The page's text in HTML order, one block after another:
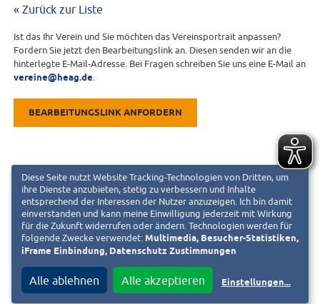
« Zurück zur Liste
Ist das Ihr Verein und Sie möchten das Vereinsportrait anpassen?
Fordern Sie jetzt den Bearbeitungslink an. Diesen senden wir an die
hinterlegte E-Mail-Adresse. Bei Fragen schreiben Sie uns eine E-Mail an
vereine@heag.de
BEARBEITUNGSLINK ANFORDERN
Diese Seite nutzt Website Tracking-Technologien von Dritten, um
ihre Dienste anzubieten, stetig zu verbessern und Inhalte
entsprechend der Interessen der Nutzer anzuzeigen. Ich bin damit
einverstanden und kann meine Einwilligung jederzeit mit Wirkung
für die Zukunft widerrufen oder ändern. Technologien werden für
folgende Zwecke verwendet: Multimedia, Besucher-Statistiken,
iFrame Einbindung, Datenschutz Zustimmungen
Alle ablehnen Alle akzeptieren Einstellungen...